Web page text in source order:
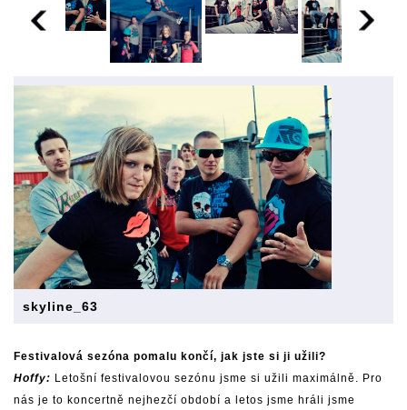
skyline_63
Festivalová sezóna pomalu končí, jak jste si ji užili?
Hoffy: Letošní festivalovou sezónu jsme si užili maximálně. Pro
nás je to koncertně nejhezčí období a letos jsme hráli jsme